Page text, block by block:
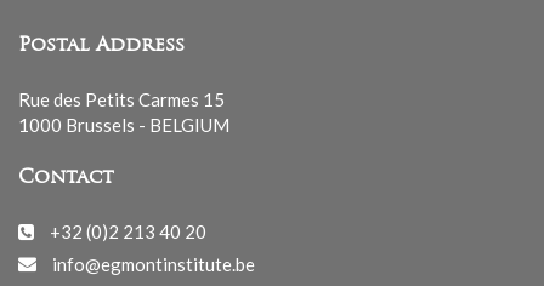
Postal Address
Rue des Petits Carmes 15
1000 Brussels - BELGIUM
Contact
+32 (0)2 213 40 20
info@egmontinstitute.be